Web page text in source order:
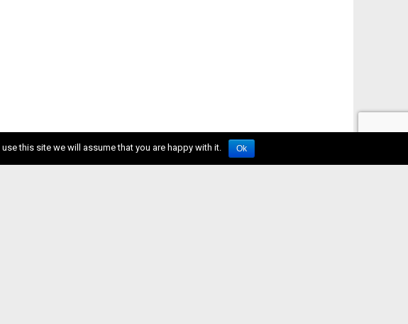
this site we will assume that you are happy with it. Ok